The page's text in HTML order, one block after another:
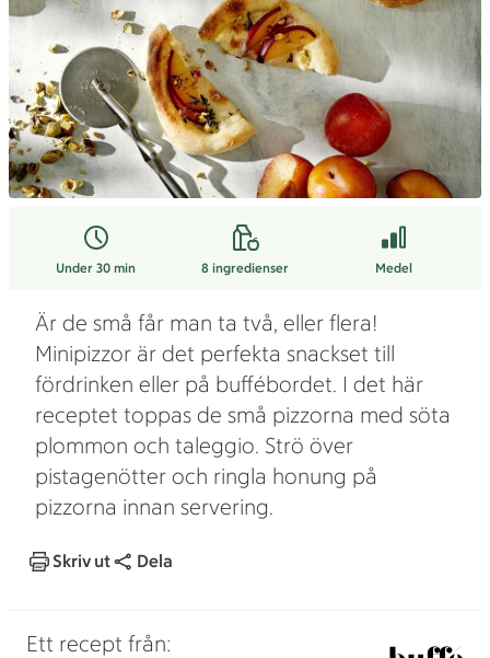
Under 30 min 8 ingredienser Medel
Är de små får man ta två, eller flera!
Minipizzor är det perfekta snackset till
fördrinken eller på buffébordet. I det här
receptet toppas de små pizzorna med söta
plommon och taleggio. Strö över
pistagenötter och ringla honung på
pizzorna innan servering.
Skriv ut Dela
Ett recept från: